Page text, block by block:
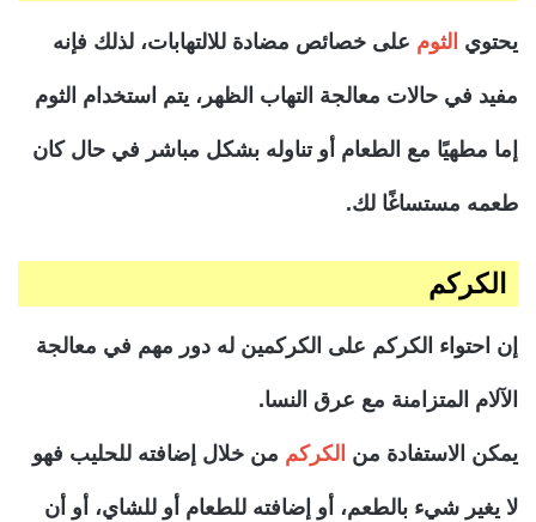
يحتوي الثوم على خصائص مضادة للالتهابات، لذلك فإنه
مفيد في حالات معالجة التهاب الظهر، يتم استخدام الثوم
إما مطهيًا مع الطعام أو تناوله بشكل مباشر في حال كان
طعمه مستساغًا لك.
الكركم
إن احتواء الكركم على الكركمين له دور مهم في معالجة
الآلام المتزامنة مع عرق النسا.
يمكن الاستفادة من الكركم من خلال إضافته للحليب فهو
لا يغير شيء بالطعم، أو إضافته للطعام أو للشاي، أو أن